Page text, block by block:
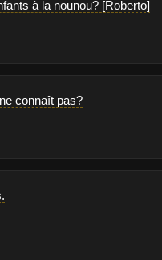
à la nounou? [Roberto]
connaît pas?